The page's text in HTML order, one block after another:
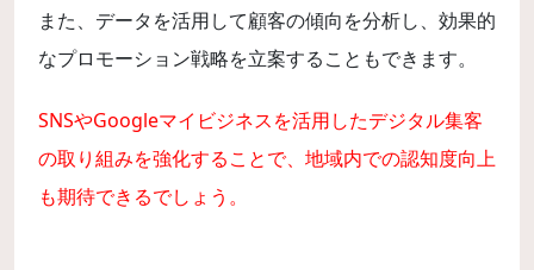
また、データを活用して顧客の傾向を分析し、効果的
なプロモーション戦略を立案することもできます。
SNSやGoogleマイビジネスを活用したデジタル集客
の取り組みを強化することで、地域内での認知度向上
も期待できるでしょう。